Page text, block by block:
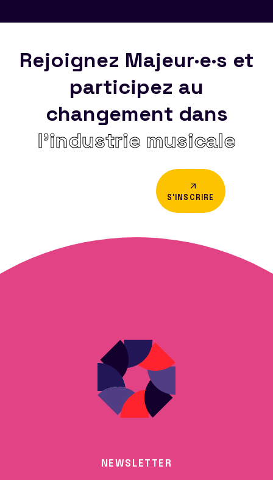
Rejoignez Majeur·e·s et
participez au
changement dans
l’industrie musicale
S'INSCRIRE
NEWSLETTER